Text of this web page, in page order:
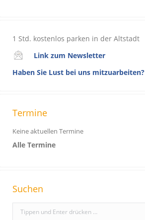
1 Std. kostenlos parken in der Altstadt
Link zum Newsletter
Haben Sie Lust bei uns mitzuarbeiten?
Termine
Keine aktuellen Termine
Alle Termine
Suchen